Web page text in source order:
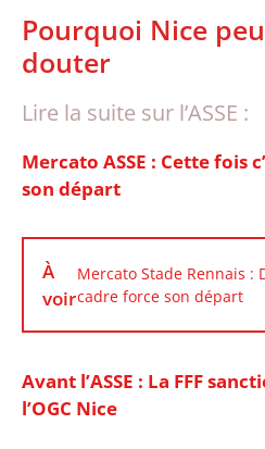
‎Pourquoi Nice
douter
Lire la suite sur l’ASSE :
Mercato ASSE : Cette fois
son départ
À
voir
Mercato Stade Rennais :
cadre force son départ
Avant l’ASSE : La FFF
l’OGC Nice